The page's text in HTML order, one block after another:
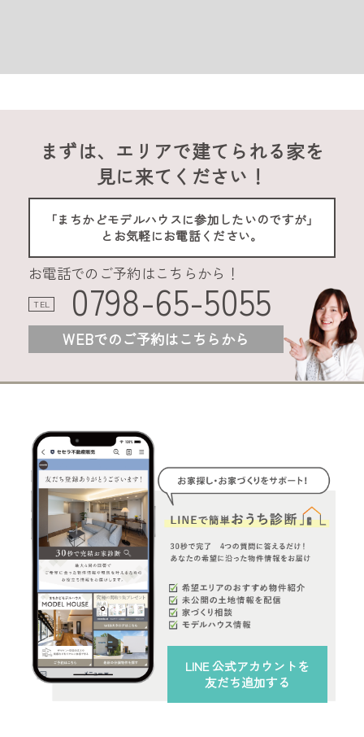
まずは、エリアで建てられる家を
見に来てください！
「まちかどモデルハウスに参加したいのですが」
とお気軽にお電話ください。
お電話でのご予約はこちらから！
TEL 0798-65-5055
WEBでのご予約はこちらから
LINE 公式アカウントを
友だち追加する